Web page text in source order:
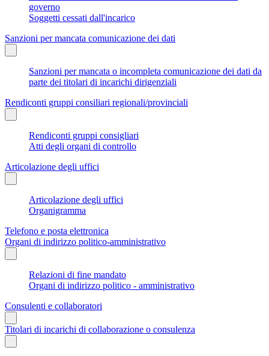
governo
Soggetti cessati dall'incarico
Sanzioni per mancata comunicazione dei dati
Sanzioni per mancata o incompleta comunicazione dei dati da
parte dei titolari di incarichi dirigenziali
Rendiconti gruppi consiliari regionali/provinciali
Rendiconti gruppi consigliari
Atti degli organi di controllo
Articolazione degli uffici
Articolazione degli uffici
Organigramma
Telefono e posta elettronica
Organi di indirizzo politico-amministrativo
Relazioni di fine mandato
Organi di indirizzo politico - amministrativo
Consulenti e collaboratori
Titolari di incarichi di collaborazione o consulenza